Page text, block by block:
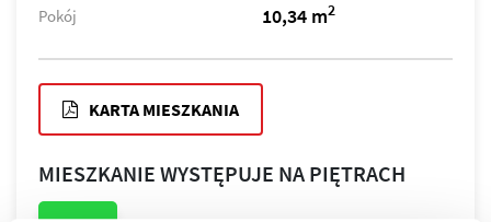
Pokój 10,34 m2
KARTA MIESZKANIA
MIESZKANIE WYSTĘPUJE NA PIĘTRACH